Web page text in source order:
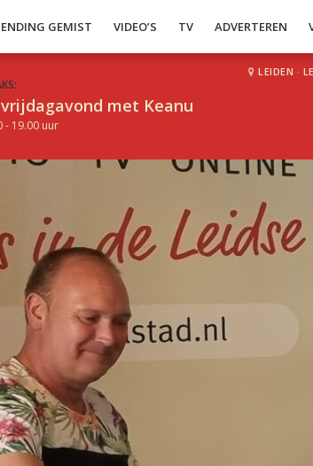
GEMIST VIDEO’S TV ADVERTEREN
vrijdagavond met Keanu
- 19.00 uur
LEIDEN ·